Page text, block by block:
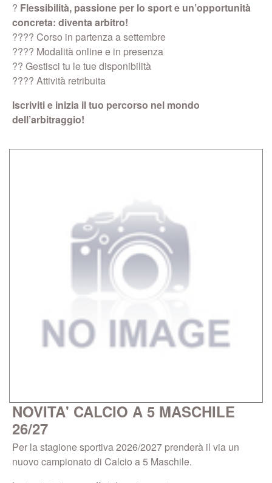
? Flessibilità, passione per lo sport e un’opportunità
concreta: diventa arbitro!
???? Corso in partenza a settembre
???? Modalità online e in presenza
?? Gestisci tu le tue disponibilità
???? Attività retribuita
Iscriviti e inizia il tuo percorso nel mondo
dell’arbitraggio!
NOVITA' CALCIO A 5 MASCHILE
26/27
Per la stagione sportiva 2026/2027 prenderà il via un
nuovo campionato di Calcio a 5 Maschile.